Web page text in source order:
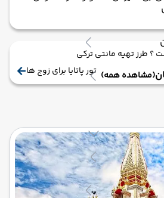
(مشاهده همه)
؟ طرز تهیه مانتی ترکی
تور پاتایا برای زوج ها